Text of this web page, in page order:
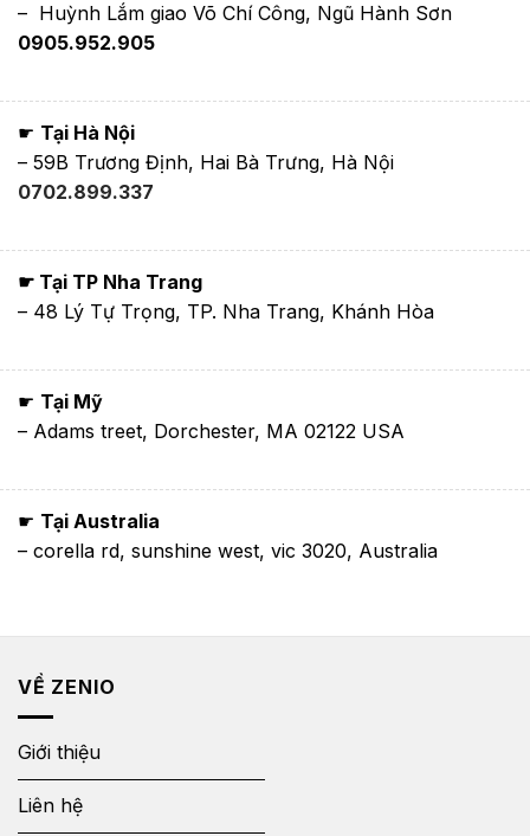
– Huỳnh Lắm giao Võ Chí Công, Ngũ Hành Sơn
0905.952.905
☛ Tại Hà Nội
– 59B Trương Định, Hai Bà Trưng, Hà Nội
0702.899.337
☛ Tại TP Nha Trang
– 48 Lý Tự Trọng, TP. Nha Trang, Khánh Hòa
☛ Tại Mỹ
– Adams treet, Dorchester, MA 02122 USA
☛ Tại Australia
– corella rd, sunshine west, vic 3020, Australia
VỀ ZENIO
Giới thiệu
Liên hệ